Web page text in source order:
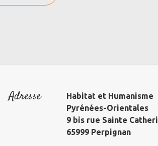
Adresse
Habitat et Humanisme
Pyrénées-Orientales
9 bis rue Sainte
65999 Perpignan